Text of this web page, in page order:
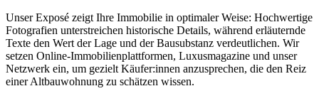
Unser Exposé zeigt Ihre Immobilie in optimaler Weise: Hochwertige
Fotografien unterstreichen historische Details, während erläuternde
Texte den Wert der Lage und der Bausubstanz verdeutlichen. Wir
setzen Online-Immobilienplattformen, Luxusmagazine und unser
Netzwerk ein, um gezielt Käufer:innen anzusprechen, die den Reiz
einer Altbauwohnung zu schätzen wissen.